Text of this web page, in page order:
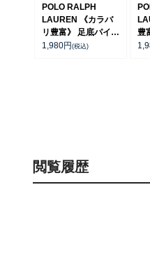
POLO RALPH
LAUREN 《カラバ
リ豊富》 足底パイル
アーチサポート ワン
1,980円(税込)
豊
ア
閲覧履歴